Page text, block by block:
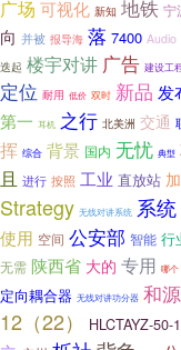
广场 可视化 新知 地铁 宁
向 并被 报导海 落 7400 Audio
迭起 楼宇对讲 广告 建设工
定位 耐用 低价 双时 新品 发
第一 耳机 之行 北美洲 交通
挥 综合 背景 国内 无忧 典型
且 进行 按照 工业 直放站
Strategy 无线对讲系统 系统
使用 空间 公安部 智能 行
无需 陕西省 大的 专用 哪个
定向耦合器 无线对讲功分器 和
12（22）
HLCTAYZ-50-